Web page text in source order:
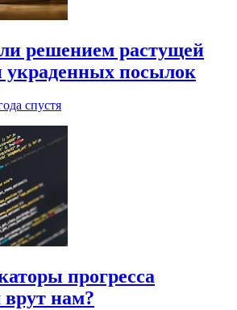
решением растущей
украденных посылок
спустя
прогресса
нам?